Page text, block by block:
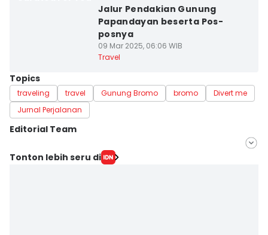
Jalur Pendakian Gunung
Papandayan beserta Pos-
posnya
09 Mar 2025, 06:06 WIB
Travel
Topics
traveling travel Gunung Bromo bromo
Divert me
Jurnal Perjalanan
Editorial Team
Editor
Tonton lebih seru di